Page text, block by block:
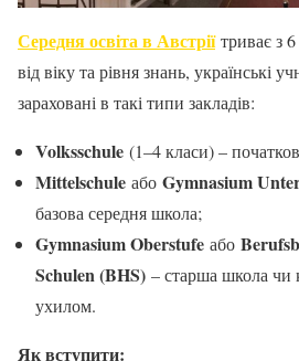
Середня освіта в Австріїтриває з
від віку та рівня знань, українські
зараховані в такі типи закладів:
Volksschule (1–4 класи) –
Mittelschule або Gymnasium
базова середня школа;
Gymnasium Oberstufe або
Schulen (BHS) – старша школа чи
ухилом.
Як вступити: